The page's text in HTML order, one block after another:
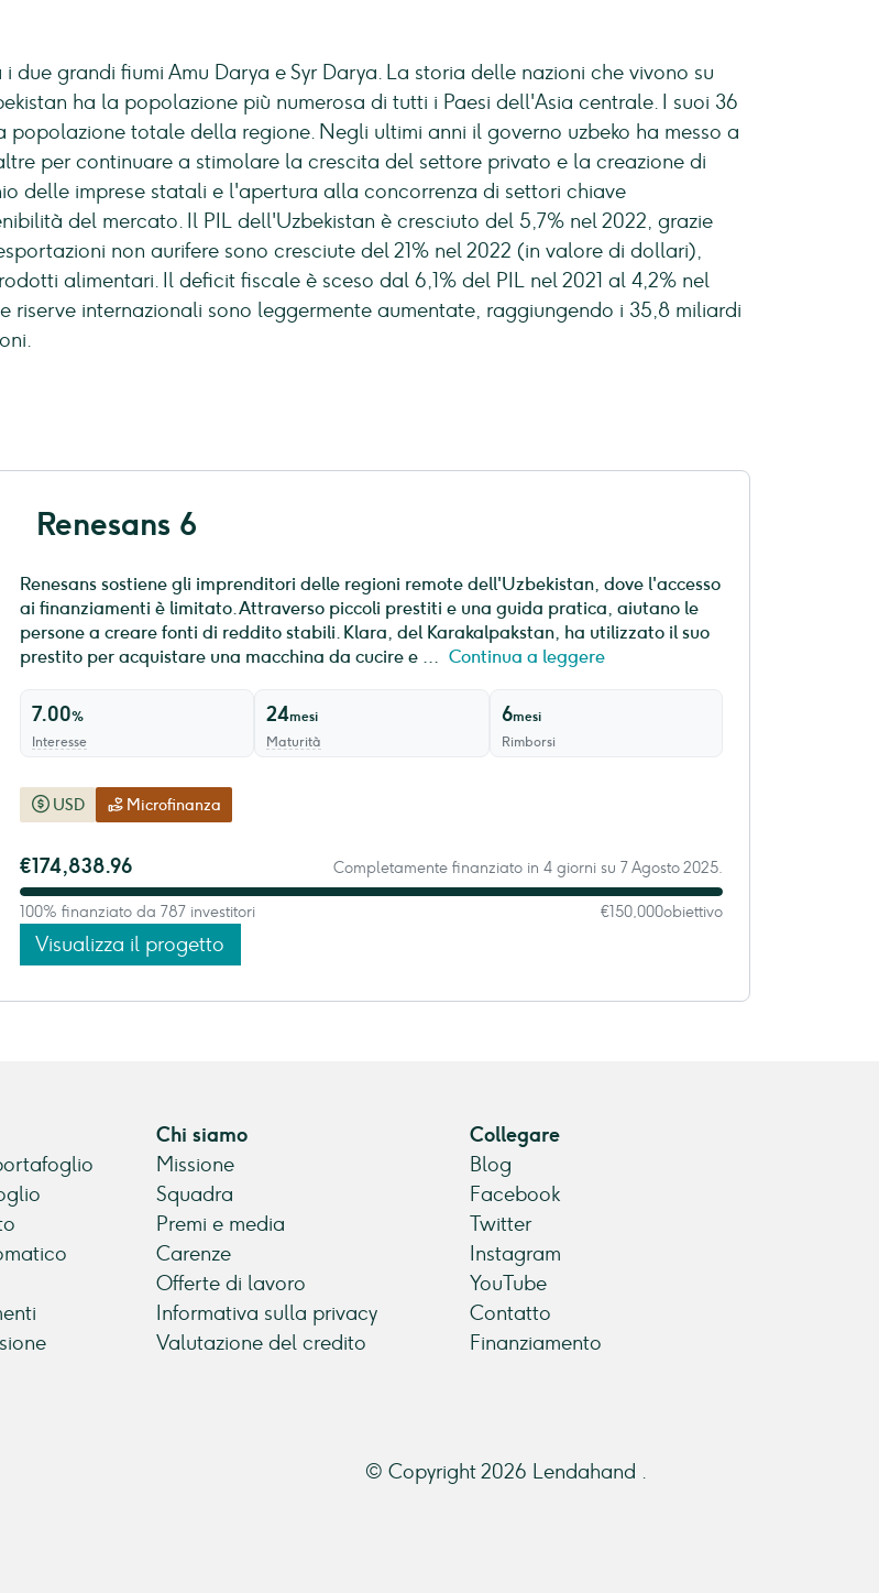
grandi fiumi Amu Darya e Syr Darya. La storia delle nazioni che vivono su
ha la popolazione più numerosa di tutti i Paesi dell'Asia centrale. I suoi 36
totale della regione. Negli ultimi anni il governo uzbeko ha messo a
per continuare a stimolare la crescita del settore privato e la creazione di
delle imprese statali e l'apertura alla concorrenza di settori chiave
del mercato. Il PIL dell'Uzbekistan è cresciuto del 5,7% nel 2022, grazie
non aurifere sono cresciute del 21% nel 2022 (in valore di dollari),
alimentari. Il deficit fiscale è sceso dal 6,1% del PIL nel 2021 al 4,2% nel
riserve internazionali sono leggermente aumentate, raggiungendo i 35,8 miliardi
Renesans 6
Renesans sostiene gli imprenditori delle regioni remote dell'Uzbekistan, dove l'accesso
ai finanziamenti è limitato. Attraverso piccoli prestiti e una guida pratica, aiutano le
persone a creare fonti di reddito stabili. Klara, del Karakalpakstan, ha utilizzato il suo
prestito per acquistare una macchina da cucire e ... Continua a leggere
7.00%
Interesse
24mesi
Maturità
6mesi
Rimborsi
USD Microfinanza
€174,838.96 Completamente finanziato in 4 giorni su 7 Agosto 2025.
100% finanziato da 787 investitori €150,000obiettivo
Visualizza il progetto
Chi siamo
Missione
Squadra
Premi e media
Carenze
Offerte di lavoro
Informativa sulla privacy
Valutazione del credito
Collegare
Blog
Facebook
Twitter
Instagram
YouTube
Contatto
Finanziamento
© Copyright 2026 Lendahand .